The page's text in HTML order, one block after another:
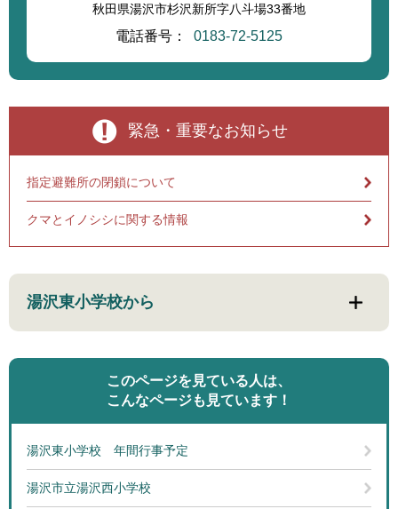
秋田県湯沢市杉沢新所字八斗場33番地
電話番号： 0183-72-5125
緊急・重要なお知らせ
指定避難所の閉鎖について
クマとイノシシに関する情報
湯沢東小学校から
このページを見ている人は、
こんなページも見ています！
湯沢東小学校 年間行事予定
湯沢市立湯沢西小学校